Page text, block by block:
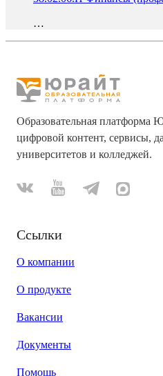
…
Образовательная платформа
цифровой контент, сервисы,
университетов и колледжей.
Ссылки
О компании
О продукте
Вакансии
Документы
Помощь